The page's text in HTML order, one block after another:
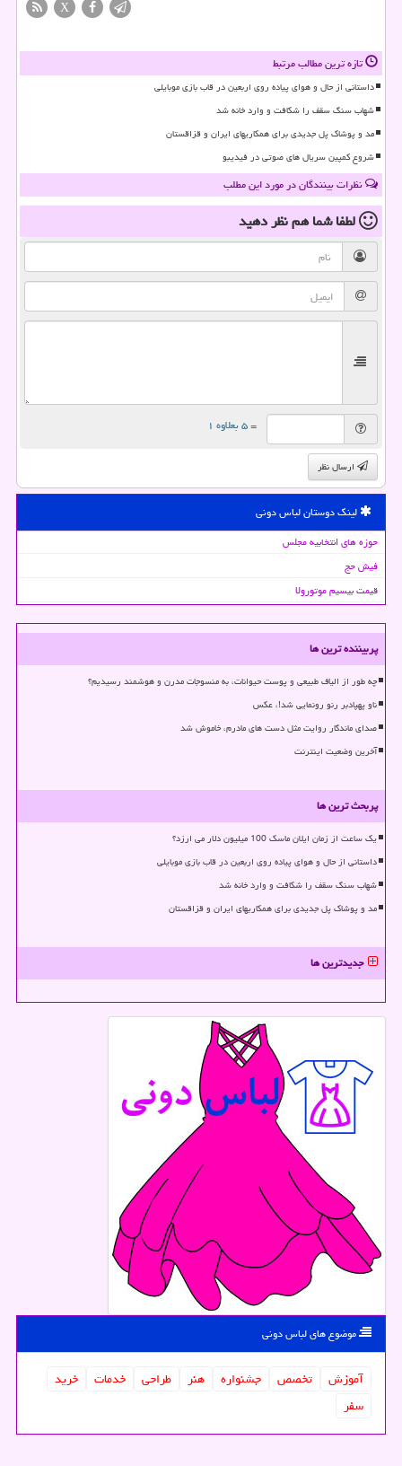
X
تازه ترین مطالب مرتبط
داستانی از حال و هوای پیاده روی اربعین در قاب بازی موبایلی
شهاب سنگ سقف را شکافت و وارد خانه شد
مد و پوشاک پل جدیدی برای همکاریهای ایران و قزاقستان
شروع کمپین سریال های صوتی در فیدیبو
نظرات بینندگان در مورد این مطلب
لطفا شما همنظر دهید
= ۵ بعلاوه ۱
ارسال نظر
لینک دوستان لباس دونی
حوزه های انتخابیه مجلس
فیش حج
قیمت بیسیم موتورولا
پربیننده ترین ها
چه طور از الیاف طبیعی و پوست حیوانات، به منسوجات مدرن و هوشمند رسیدیم؟
ناو پهپادبر رنو رونمایی شد!، عکس
صدای ماندگار روایت مثل دست های مادرم، خاموش شد
آخرین وضعیت اینترنت
پربحث ترین ها
یک ساعت از زمان ایلان ماسک 100 میلیون دلار می ارزد؟
داستانی از حال و هوای پیاده روی اربعین در قاب بازی موبایلی
شهاب سنگ سقف را شکافت و وارد خانه شد
مد و پوشاک پل جدیدی برای همکاریهای ایران و قزاقستان
جدیدترین ها
موضوع های لباس دونی
آموزش تخصص جشنواره هنر طراحی خدمات
خرید
سفر